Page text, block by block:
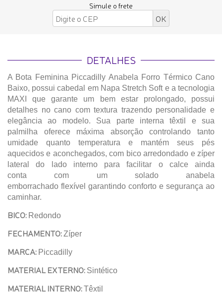
Simule o frete
DETALHES
A Bota Feminina Piccadilly Anabela Forro Térmico Cano
Baixo, possui cabedal em Napa Stretch Soft e a tecnologia
MAXI que garante um bem estar prolongado, possui
detalhes no cano com textura trazendo personalidade e
elegância ao modelo. Sua parte interna têxtil e sua
palmilha oferece máxima absorção controlando tanto
umidade quanto temperatura e mantém seus pés
aquecidos e aconchegados, com bico arredondado e zíper
lateral do lado interno para facilitar o calce ainda
conta com um solado anabela
emborrachado flexível garantindo conforto e segurança ao
caminhar.
BICO: Redondo
FECHAMENTO:Zíper
MARCA: Piccadilly
MATERIAL EXTERNO: Sintético
MATERIAL INTERNO:Têxtil